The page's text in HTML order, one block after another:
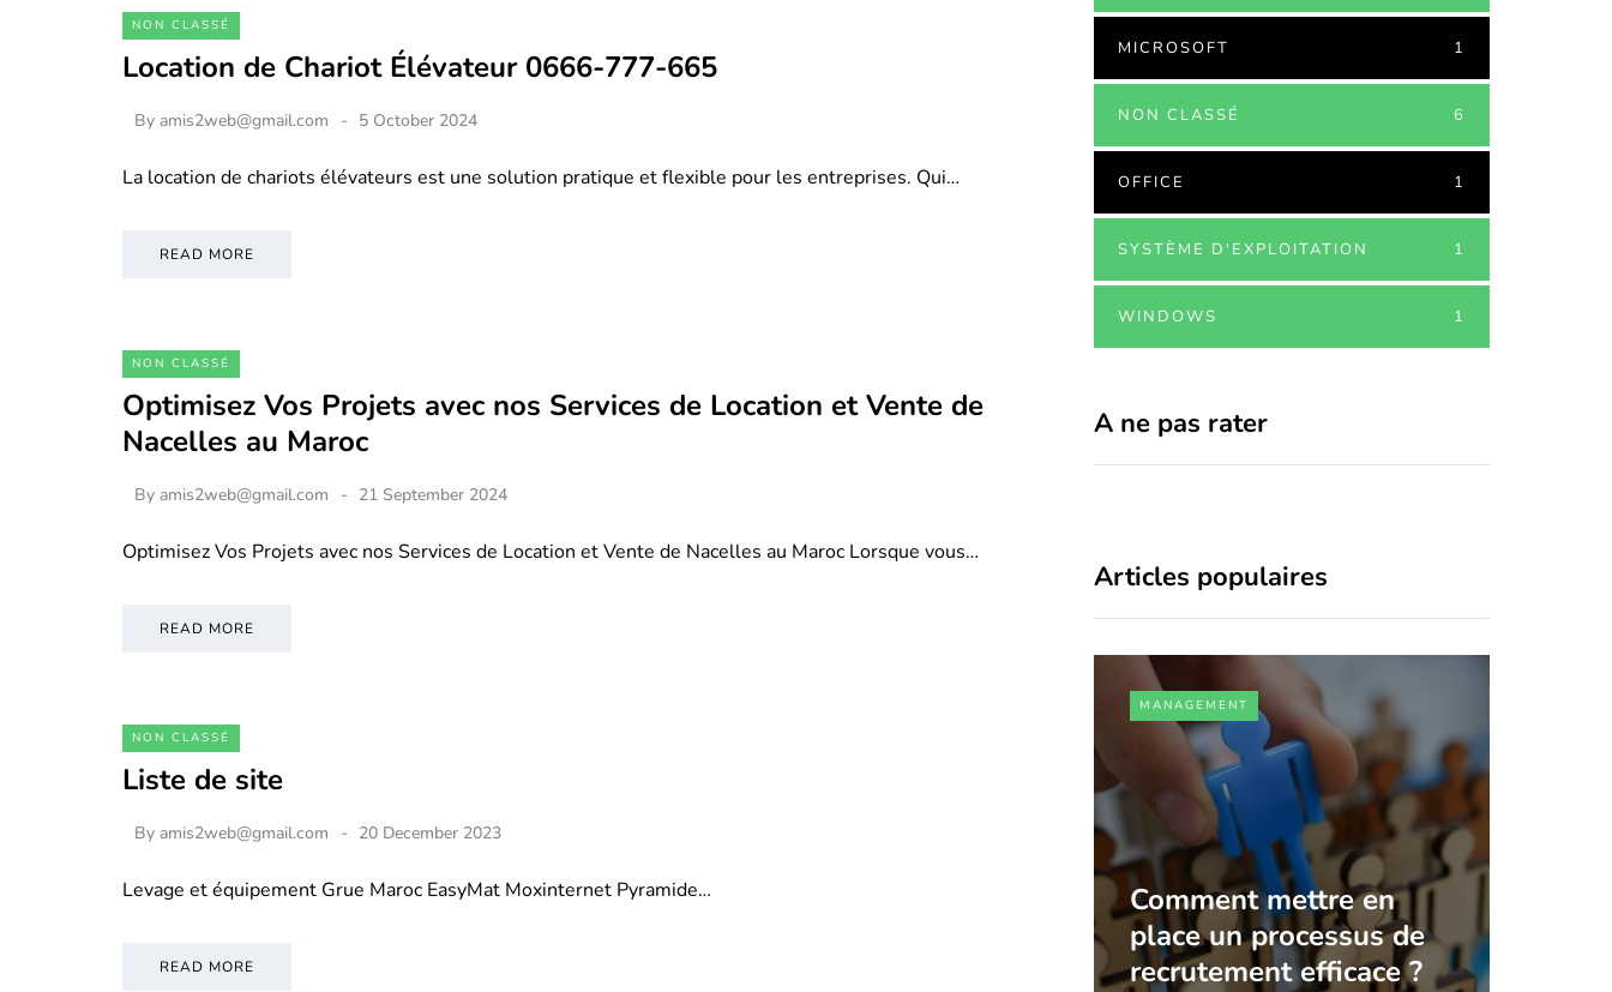
NON CLASSÉ
Location de Chariot Élévateur 0666-777-665
By amis2web@gmail.com 5 October 2024
La location de chariots élévateurs est une solution pratique et flexible pour les entreprises. Qui…
READ MORE
NON CLASSÉ
Optimisez Vos Projets avec nos Services de Location et Vente de
Nacelles au Maroc
By amis2web@gmail.com 21 September 2024
Optimisez Vos Projets avec nos Services de Location et Vente de Nacelles au Maroc Lorsque vous…
READ MORE
NON CLASSÉ
Liste de site
By amis2web@gmail.com 20 December 2023
Levage et équipement Grue Maroc EasyMat Moxinternet Pyramide…
READ MORE
MICROSOFT 1
NON CLASSÉ 6
OFFICE 1
SYSTÈME D'EXPLOITATION 1
WINDOWS 1
A ne pas rater
Articles populaires
MANAGEMENT
Comment mettre en
place un processus de
recrutement efficace ?